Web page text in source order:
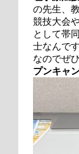
の先生、
競技大会
として帯
士なんで
なのでぜ
プンキャ